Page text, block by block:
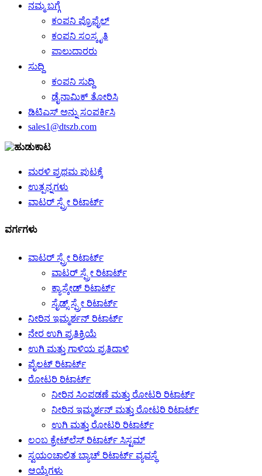
ನಮ್ಮ ಬಗ್ಗೆ
ಕಂಪನಿ ಪ್ರೊಫೈಲ್
ಕಂಪನಿ ಸಂಸ್ಕೃತಿ
ಪಾಲುದಾರರು
ಸುದ್ದಿ
ಕಂಪನಿ ಸುದ್ದಿ
ಡೈನಾಮಿಕ್ ತೋರಿಸಿ
ಡಿಟಿಎಸ್ ಅನ್ನು ಸಂಪರ್ಕಿಸಿ
sales1@dtszb.com
ಮರಳಿ ಪ್ರಥಮ ಪುಟಕ್ಕೆ
ಉತ್ಪನ್ನಗಳು
ವಾಟರ್ ಸ್ಪ್ರೇ ರಿಟಾರ್ಟ್
ವರ್ಗಗಳು
ವಾಟರ್ ಸ್ಪ್ರೇ ರಿಟಾರ್ಟ್
ವಾಟರ್ ಸ್ಪ್ರೇ ರಿಟಾರ್ಟ್
ಕ್ಯಾಸ್ಕೇಡ್ ರಿಟಾರ್ಟ್
ಸೈಡ್ಸ್ ಸ್ಪ್ರೇ ರಿಟಾರ್ಟ್
ನೀರಿನ ಇಮ್ಮರ್ಶನ್ ರಿಟಾರ್ಟ್
ನೇರ ಉಗಿ ಪ್ರತಿಕ್ರಿಯೆ
ಉಗಿ ಮತ್ತು ಗಾಳಿಯ ಪ್ರತಿದಾಳಿ
ಪೈಲಟ್ ರಿಟಾರ್ಟ್
ರೋಟರಿ ರಿಟಾರ್ಟ್
ನೀರಿನ ಸಿಂಪಡಣೆ ಮತ್ತು ರೋಟರಿ ರಿಟಾರ್ಟ್
ನೀರಿನ ಇಮ್ಮರ್ಶನ್ ಮತ್ತು ರೋಟರಿ ರಿಟಾರ್ಟ್
ಉಗಿ ಮತ್ತು ರೋಟರಿ ರಿಟಾರ್ಟ್
ಲಂಬ ಕ್ರೇಟ್‌ಲೆಸ್ ರಿಟಾರ್ಟ್ ಸಿಸ್ಟಮ್
ಸ್ವಯಂಚಾಲಿತ ಬ್ಯಾಚ್ ರಿಟಾರ್ಟ್ ವ್ಯವಸ್ಥೆ
ಆಯ್ಕೆಗಳು